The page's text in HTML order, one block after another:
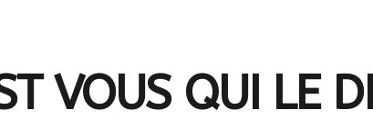
VOUS QUI LE